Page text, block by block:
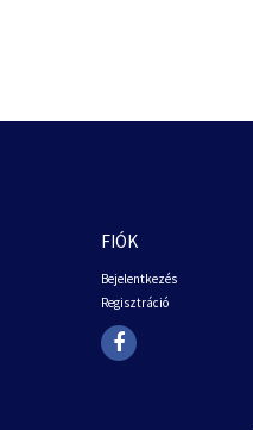
FIÓK
Bejelentkezés
Regisztráció